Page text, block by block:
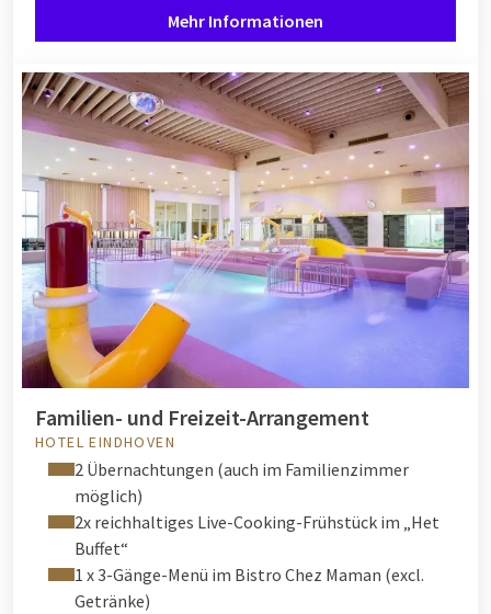
Mehr Informationen
Familien- und Freizeit-Arrangement
HOTEL EINDHOVEN
2 Übernachtungen (auch im Familienzimmer
möglich)
2x reichhaltiges Live-Cooking-Frühstück im „Het
Buffet“
1 x 3-Gänge-Menü im Bistro Chez Maman (excl.
Getränke)